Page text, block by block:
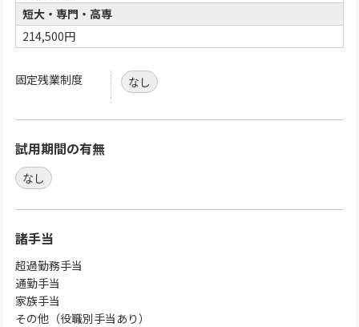
短大・専門・高専
214,500円
固定残業制度 なし
試用期間の有無
なし
諸手当
超過勤務手当
通勤手当
家族手当
その他（役職別手当あり）